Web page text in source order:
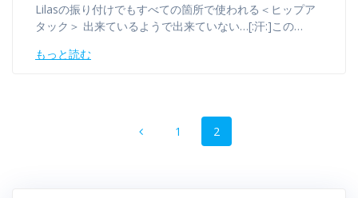
Lilasの振り付けでもすべての箇所で使われる＜ヒップア
タック＞ 出来ているようで出来ていない…[:汗:]この…
もっと読む
ペ1
ペ
ー
2